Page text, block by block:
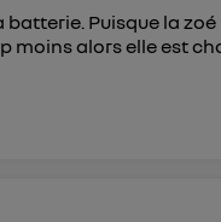
Puisque la
moins alors elle est